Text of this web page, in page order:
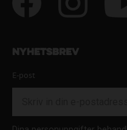
Nyhetsbrev
E-post